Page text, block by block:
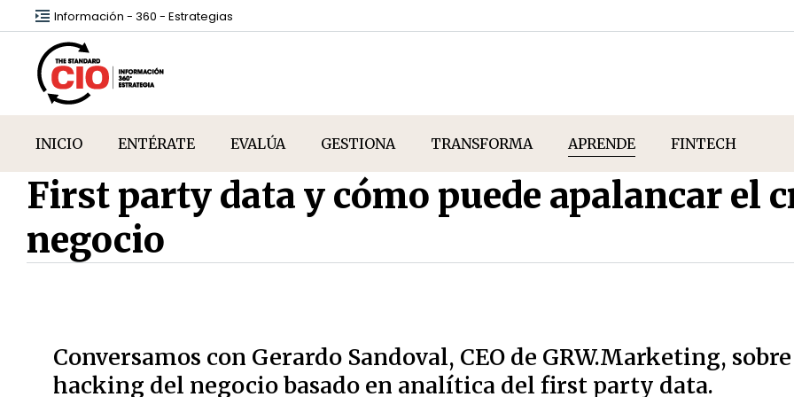
Información - 360 - Estrategias
INICIO ENTÉRATE EVALÚA GESTIONA TRANSFORMA APRENDE FINTECH
First party data y cómo puede apalancar el
negocio
Conversamos con Gerardo Sandoval, CEO de GRW.Marketing,
hacking del negocio basado en analítica del first party data.